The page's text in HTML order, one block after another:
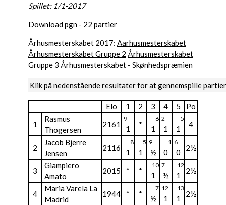
Spillet: 1/1-2017
Download pgn - 22 partier
Århusmesterskabet 2017: Aarhusmesterskabet
Århusmesterskabet Gruppe 2 Århusmesterskabet
Gruppe 3 Århusmesterskabet - Skønhedspræmien
Klik på nedenstående resultater for at gennemspille partier
Elo 1 2 3 4 5
Po
1
Rasmus
Thogersen
2161
9
1 *
6
1
2
1
5
1 4
2
Jacob Bjerre
Jensen
2116
8
1
5
1
9
½
1
0
6
0 2½
3
Giampiero
Amato
2015 * *
10
1
7
½
12
1 2½
4
Maria Varela La
Madrid
1944 * *
7
½
12
1
13
1 2½